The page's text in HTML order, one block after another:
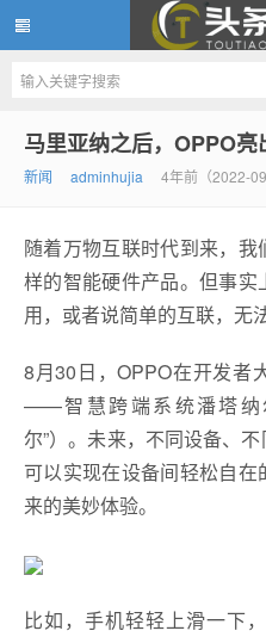
头条中国网
马里亚纳之后，OPPO
新闻 adminhujia 4年前（2022-
随着万物互联时代到来，
样的智能硬件产品。但事
用，或者说简单的互联，无
8月30日，OPPO在开发者
——智慧跨端系统潘塔纳
尔”）。未来，不同设备、
可以实现在设备间轻松自
来的美妙体验。
比如，手机轻轻上滑一下